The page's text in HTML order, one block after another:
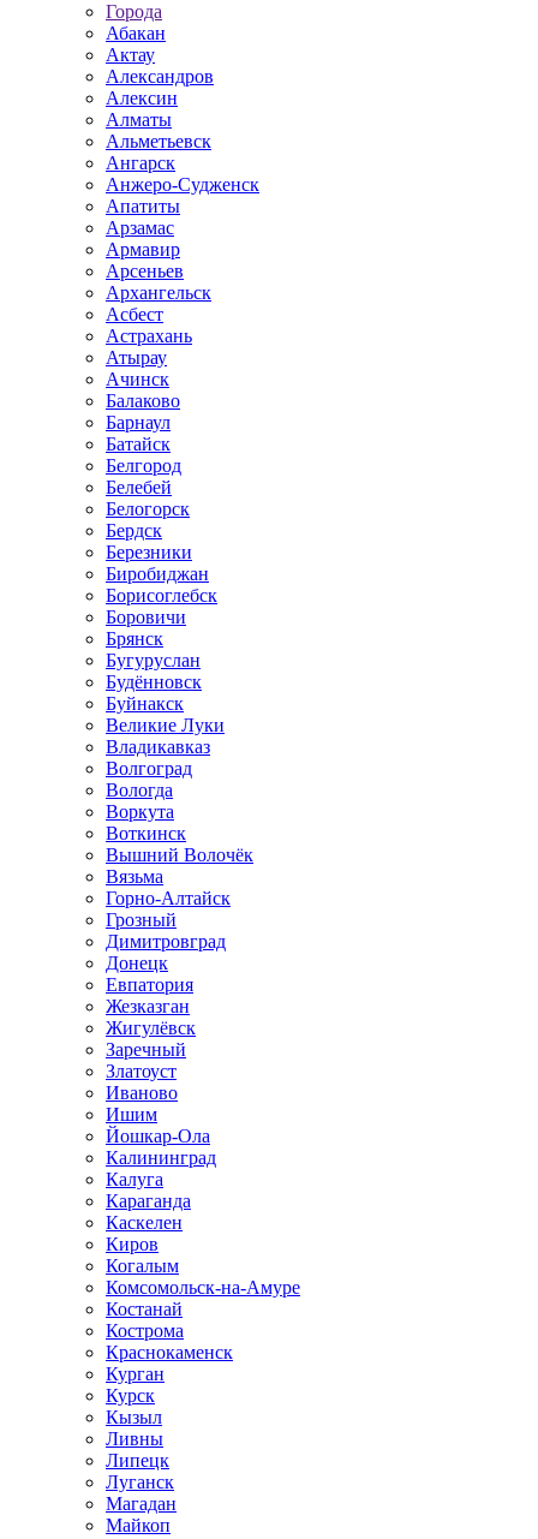
Города
Абакан
Актау
Александров
Алексин
Алматы
Альметьевск
Ангарск
Анжеро-Судженск
Апатиты
Арзамас
Армавир
Арсеньев
Архангельск
Асбест
Астрахань
Атырау
Ачинск
Балаково
Барнаул
Батайск
Белгород
Белебей
Белогорск
Бердск
Березники
Биробиджан
Борисоглебск
Боровичи
Брянск
Бугуруслан
Будённовск
Буйнакск
Великие Луки
Владикавказ
Волгоград
Вологда
Воркута
Воткинск
Вышний Волочёк
Вязьма
Горно-Алтайск
Грозный
Димитровград
Донецк
Евпатория
Жезказган
Жигулёвск
Заречный
Златоуст
Иваново
Ишим
Йошкар-Ола
Калининград
Калуга
Караганда
Каскелен
Киров
Когалым
Комсомольск-на-Амуре
Костанай
Кострома
Краснокаменск
Курган
Курск
Кызыл
Ливны
Липецк
Луганск
Магадан
Майкоп